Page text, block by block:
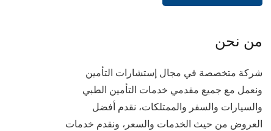
من نحن
شركة متخصصة في مجال إستشارات التأمين
ونعمل مع جميع مقدمي خدمات التأمين الطبي
والسيارات والسفر والممتلكات، نقدم أفضل
العروض من حيث الخدمات والسعر، ونقدم خدمات